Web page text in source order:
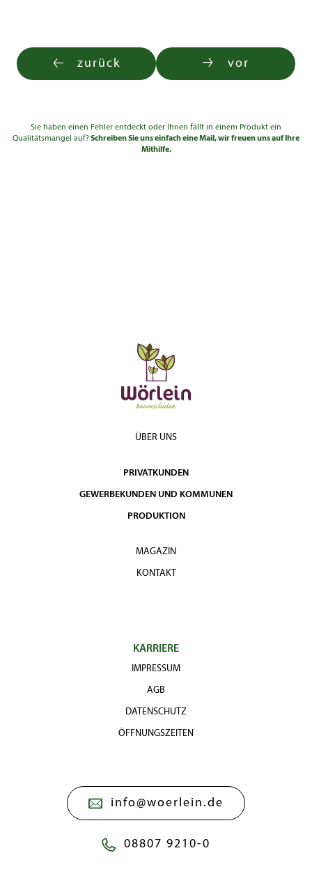
zurück vor
Sie haben einen Fehler entdeckt oder Ihnen fällt in einem Produkt ein
Qualitätsmangel auf?Schreiben Sie uns einfach eine Mail, wir freuen uns auf Ihre
Mithilfe.
ÜBER UNS
PRIVATKUNDEN
GEWERBEKUNDEN UND KOMMUNEN
PRODUKTION
MAGAZIN
KONTAKT
KARRIERE
IMPRESSUM
AGB
DATENSCHUTZ
ÖFFNUNGSZEITEN
info@woerlein.de
08807 9210-0